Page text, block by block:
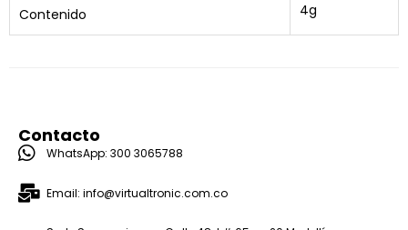
Contenido 4g
Contacto
WhatsApp: 300 3065788
Email: info@virtualtronic.com.co